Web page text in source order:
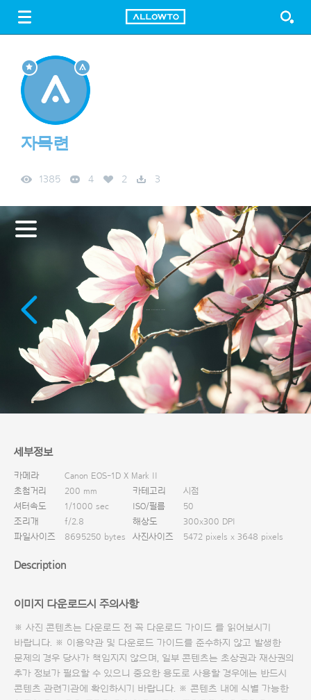
FREE DOWNLOAD
자목련
1385 4 2 3
세부정보
카메라
Canon EOS-1D X Mark II
초첨거리
200 mm 카테고리
시점
셔터속도
1/1000 sec ISO/필름
50
조리개
f/2.8 해상도
300x300 DPI
파일사이즈
8695250 bytes 사진사이즈 5472 pixels x 3648 pixels
Description
이미지 다운로드시 주의사항
※ 사진 콘텐츠는 다운로드 전 꼭 다운로드 가이드 를 읽어보시기
바랍니다. ※ 이용약관 및 다운로드 가이드를 준수하지 않고 발생한
문제의 경우 당사가 책임지지 않으며, 일부 콘텐츠는 초상권과 재산권의
추가 정보가 필요할 수 있으니 중요한 용도로 사용할 경우에는 반드시
콘텐츠 관련기관에 확인하시기 바랍니다. ※ 콘텐츠 내에 식별 가능한